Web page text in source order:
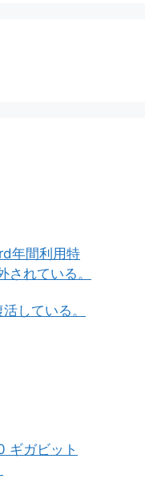
年間利用特
れている。
している。
ギガビット